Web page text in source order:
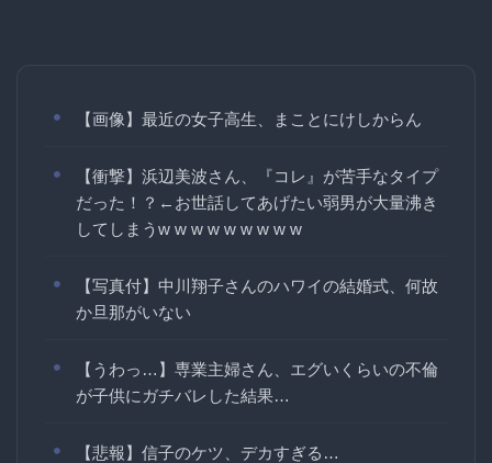
【画像】最近の女子高生、まことにけしからん
【衝撃】浜辺美波さん、『コレ』が苦手なタイプ
だった！？←お世話してあげたい弱男が大量沸き
してしまうw w w w w w w w w
【写真付】中川翔子さんのハワイの結婚式、何故
か旦那がいない
【うわっ…】専業主婦さん、エグいくらいの不倫
が子供にガチバレした結果…
【悲報】信子のケツ、デカすぎる…